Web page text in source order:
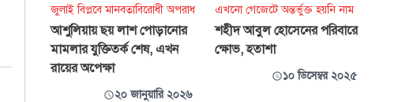
জুলাই বিপ্লবে মানবতাবিরোধী অপরাধ
আশুলিয়ায় ছয় লাশ পোড়ানোর
মামলার যুক্তিতর্ক শেষ, এখন
রায়ের অপেক্ষা
২০ জানুয়ারি ২০২৬
এখনো গেজেটে অন্তর্ভুক্ত হয়নি নাম
শহীদ আবুল হোসেনের পরিবারে
ক্ষোভ, হতাশা
১০ ডিসেম্বর ২০২৫